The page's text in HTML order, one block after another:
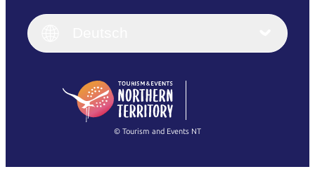
English
(Singapore)
Français
Italiano
繁體中文
© Tourism and Events NT